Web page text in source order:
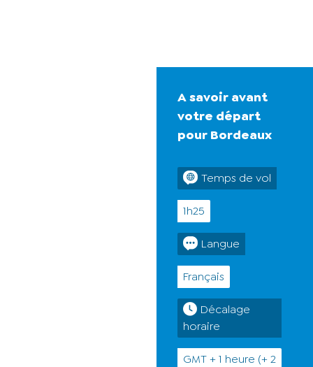
A savoir avant
votre départ
pour Bordeaux
Temps de vol
1h25
Langue
Français
Décalage
horaire
GMT + 1 heure (+ 2